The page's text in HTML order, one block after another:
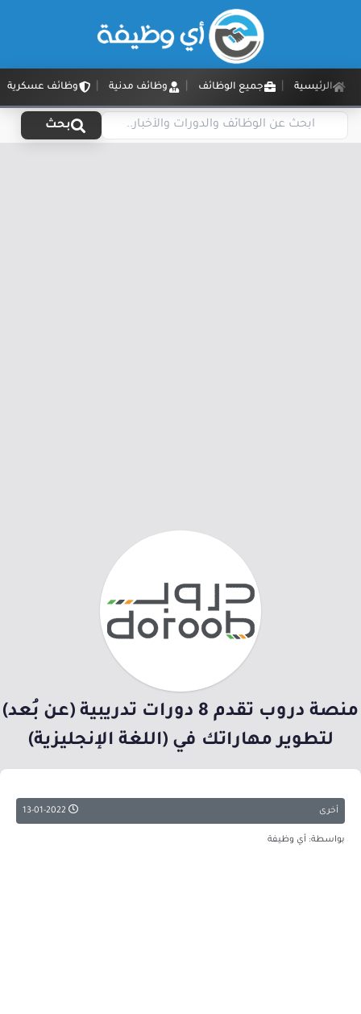
الرئيسية جميع الوظائف وظائف مدنية وظائف عسكرية
بحث
منصة دروب تقدم 8 دورات تدريبية (عن بُعد)
لتطوير مهاراتك في (اللغة الإنجليزية)
أخرى
بواسطة: أي وظيفة